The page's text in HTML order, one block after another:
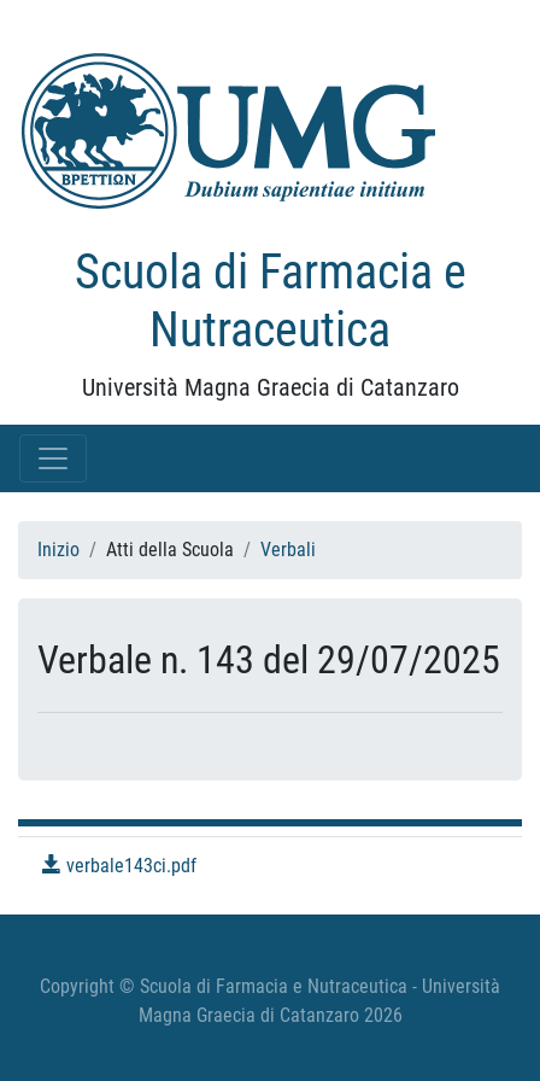
Scuola di Farmacia e
Nutraceutica
Università Magna Graecia di Catanzaro
Inizio Atti della Scuola Verbali
Verbale n. 143 del 29/07/2025
verbale143ci.pdf
Copyright © Scuola di Farmacia e Nutraceutica - Università
Magna Graecia di Catanzaro 2026